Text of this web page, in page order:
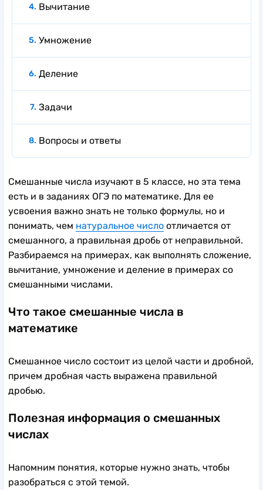
Вычитание
Умножение
Деление
Задачи
Вопросы и ответы
Смешанные числа изучают в 5 классе, но эта тема
есть и в заданиях ОГЭ по математике. Для ее
усвоения важно знать не только формулы, но и
понимать, чем натуральное число отличается от
смешанного, а правильная дробь от неправильной.
Разбираемся на примерах, как выполнять сложение,
вычитание, умножение и деление в примерах со
смешанными числами.
Что такое смешанные числа в
математике
Смешанное число состоит из целой части и дробной,
причем дробная часть выражена правильной
дробью.
Полезная информация о смешанных
числах
Напомним понятия, которые нужно знать, чтобы
разобраться с этой темой.